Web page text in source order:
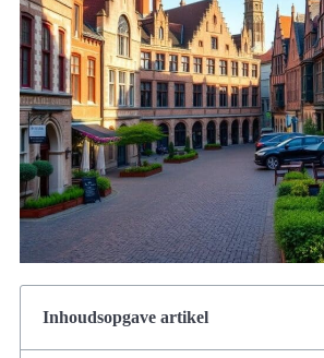
Inhoudsopgave artikel